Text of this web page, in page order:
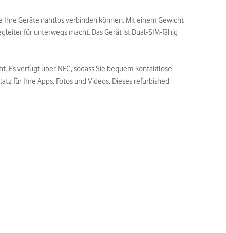
Ihre Geräte nahtlos verbinden können. Mit einem Gewicht
für unterwegs macht. Das Gerät ist Dual-SIM-fähig
Es verfügt über NFC, sodass Sie bequem kontaktlose
für Ihre Apps, Fotos und Videos. Dieses refurbished